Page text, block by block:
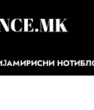
МИРИСНИ НОТИ